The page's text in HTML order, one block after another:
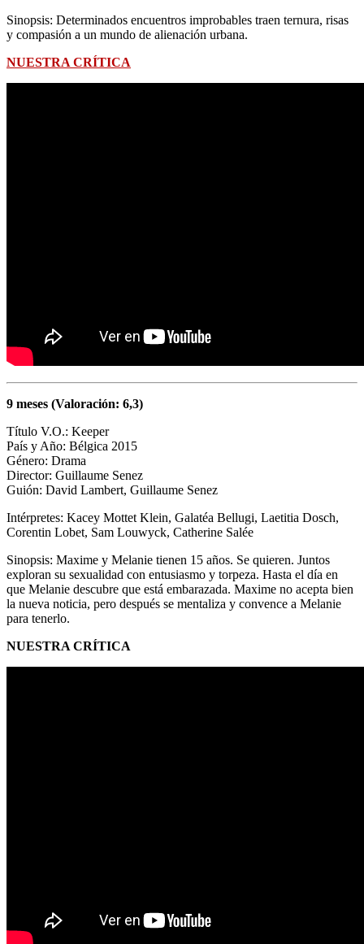
Sinopsis: Determinados encuentros improbables traen ternura, risas
y compasión a un mundo de alienación urbana.
NUESTRA CRÍTICA
9 meses (Valoración: 6,3)
Título V.O.: Keeper
País y Año: Bélgica 2015
Género: Drama
Director: Guillaume Senez
Guión: David Lambert, Guillaume Senez
Intérpretes: Kacey Mottet Klein, Galatéa Bellugi, Laetitia Dosch,
Corentin Lobet, Sam Louwyck, Catherine Salée
Sinopsis: Maxime y Melanie tienen 15 años. Se quieren. Juntos
exploran su sexualidad con entusiasmo y torpeza. Hasta el día en
que Melanie descubre que está embarazada. Maxime no acepta bien
la nueva noticia, pero después se mentaliza y convence a Melanie
para tenerlo.
NUESTRA CRÍTICA